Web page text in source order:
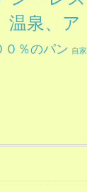
温泉、ア
０％のパン 自家